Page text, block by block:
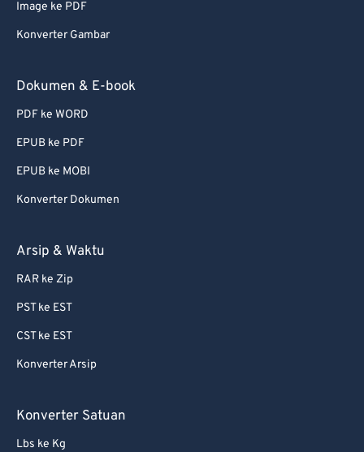
Image ke PDF
Konverter Gambar
Dokumen & E-book
PDF ke WORD
EPUB ke PDF
EPUB ke MOBI
Konverter Dokumen
Arsip & Waktu
RAR ke Zip
PST ke EST
CST ke EST
Konverter Arsip
Konverter Satuan
Lbs ke Kg